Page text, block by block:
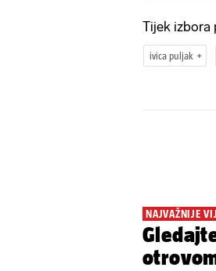
Tijek izbora
ivica puljak
NAJVAŽNIJE